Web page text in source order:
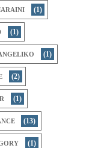
(1)
(1)
(1)
(2)
(1)
(13)
(1)